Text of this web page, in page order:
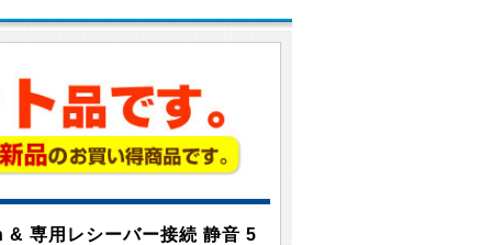
専用レシーバー接続 静音 5